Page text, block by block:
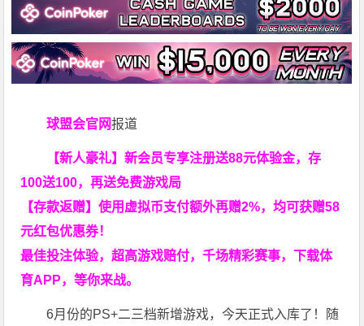
球盟会官网报道
【新人豪礼】新会员专享注册送88元体验金，存
100送100，再送免费游戏局
【存款返赠】使用虚拟币支付额外再赠2%，均可获赠58
元红包优惠券！
最佳投注体验，超高游戏赔付，千场精彩赛事，下载体
育APP，等你来战。
6月份的PS+二三档新增游戏，今天正式入库了！随